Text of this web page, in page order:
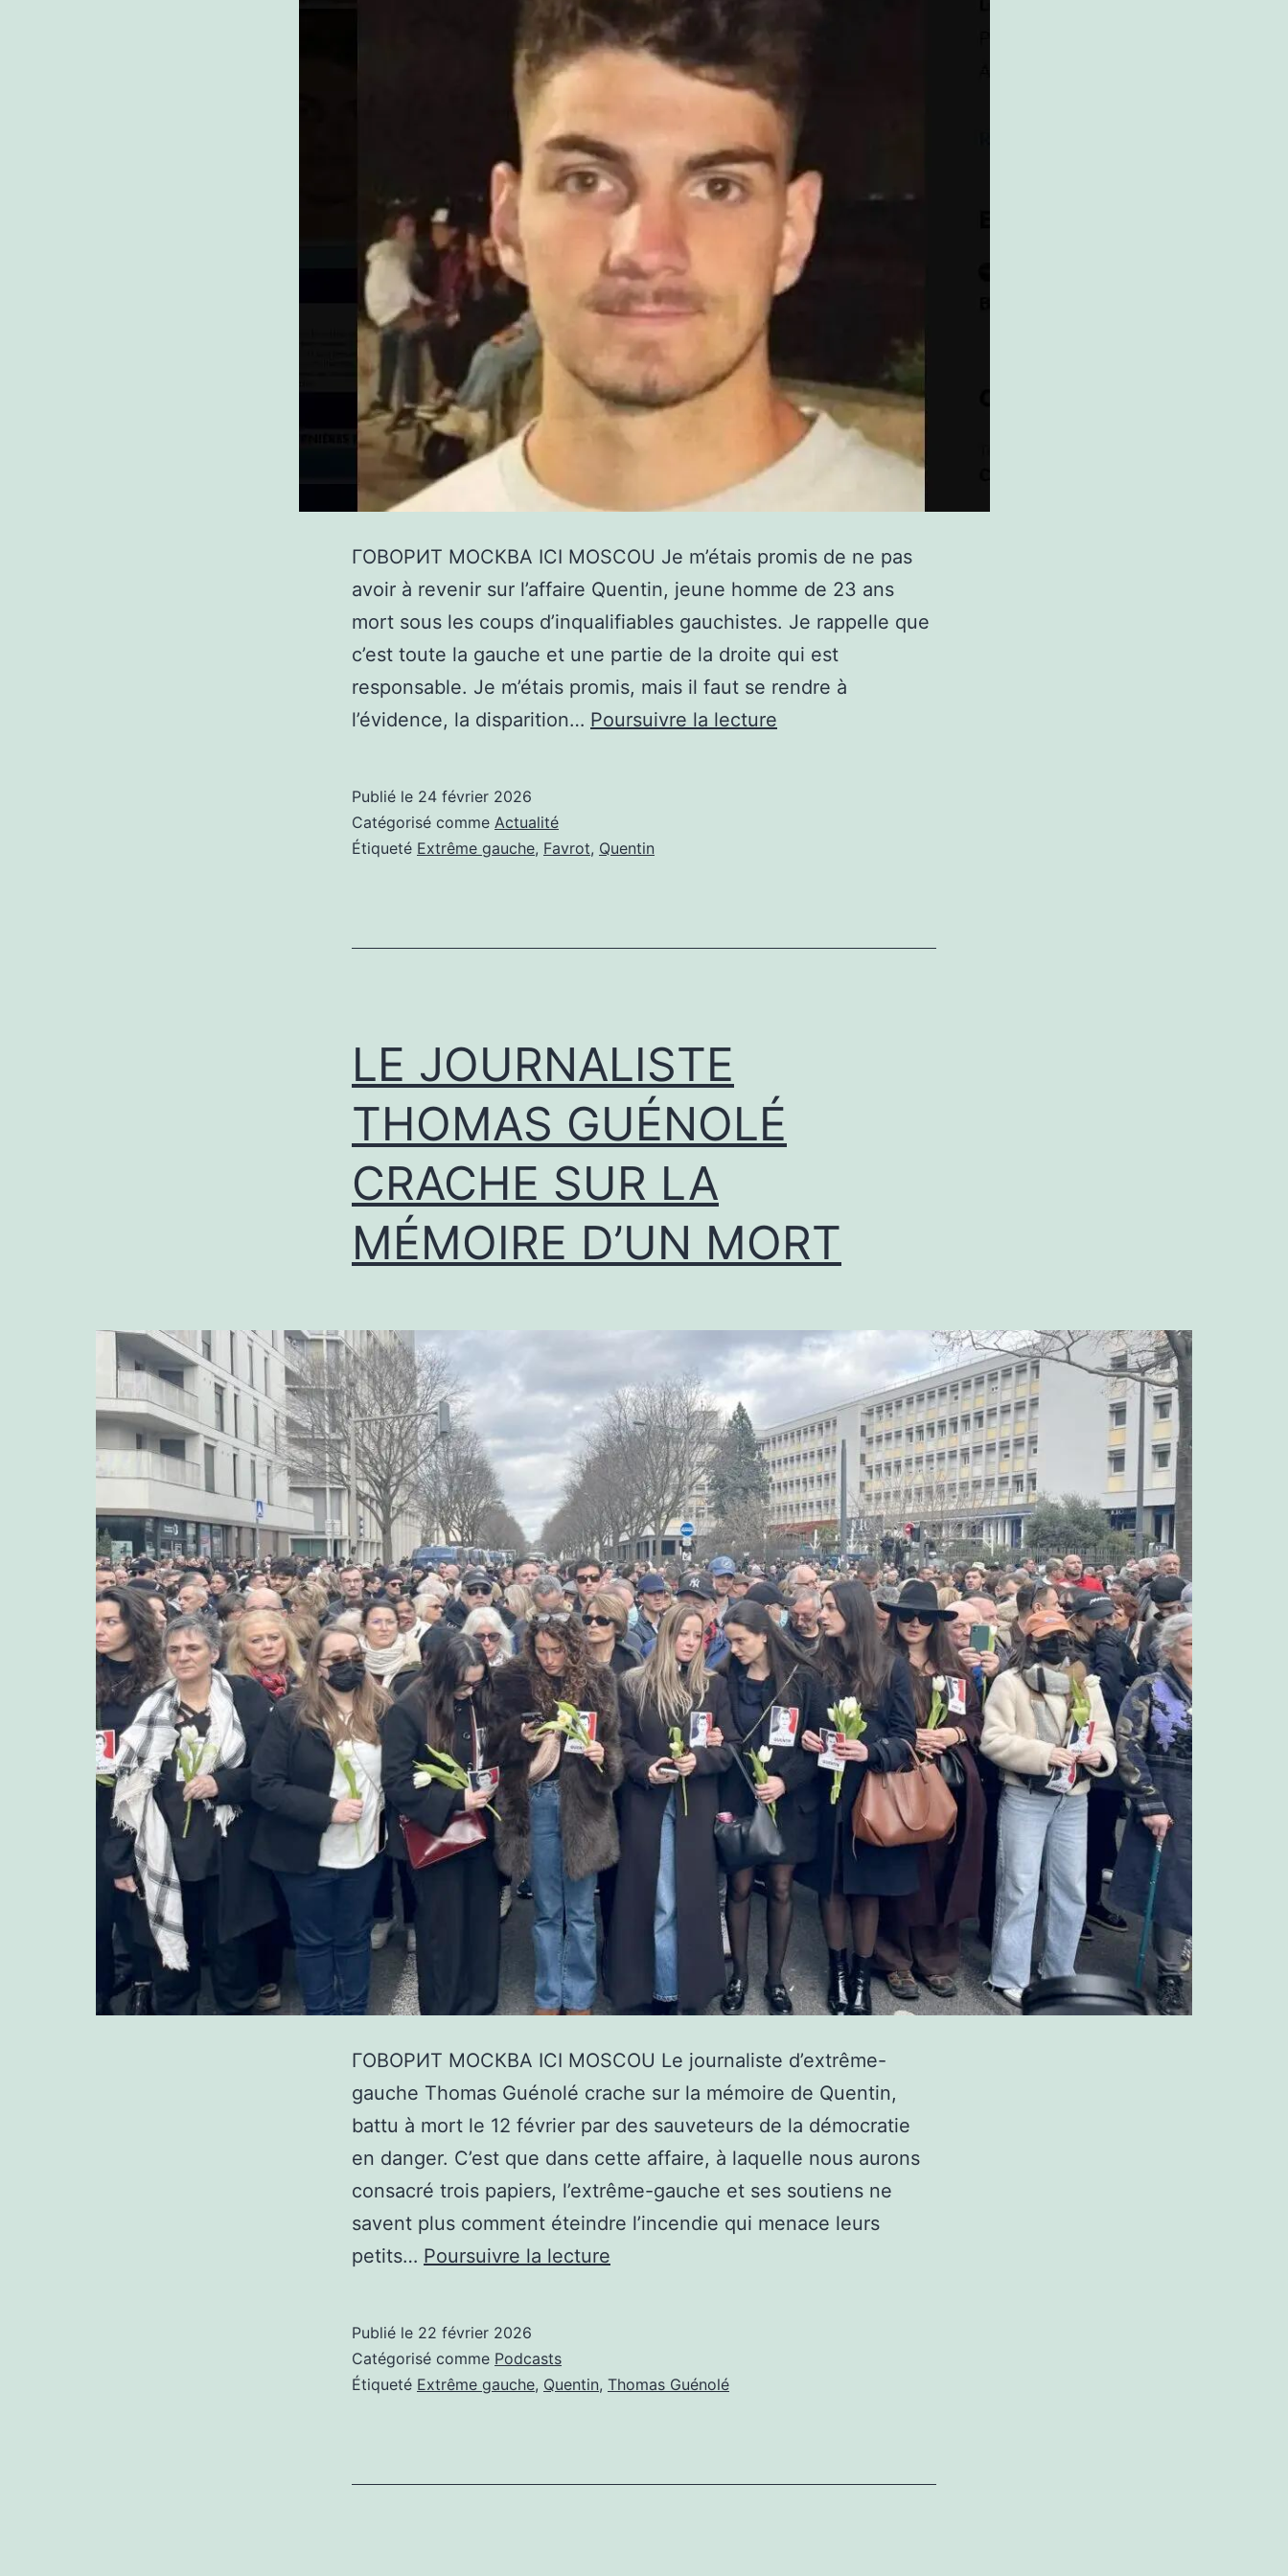
ГОВОРИТ МОСКВА ICI MOSCOU Je m’étais promis de ne pas
avoir à revenir sur l’affaire Quentin, jeune homme de 23 ans
mort sous les coups d’inqualifiables gauchistes. Je rappelle que
c’est toute la gauche et une partie de la droite qui est
responsable. Je m’étais promis, mais il faut se rendre à
l’évidence, la disparition… Poursuivre la lecture
Publié le 24 février 2026
Catégorisé comme Actualité
Étiqueté Extrême gauche, Favrot, Quentin
LE JOURNALISTE
THOMAS GUÉNOLÉ
CRACHE SUR LA
MÉMOIRE D’UN MORT
ГОВОРИТ МОСКВА ICI MOSCOU Le journaliste d’extrême-
gauche Thomas Guénolé crache sur la mémoire de Quentin,
battu à mort le 12 février par des sauveteurs de la démocratie
en danger. C’est que dans cette affaire, à laquelle nous aurons
consacré trois papiers, l’extrême-gauche et ses soutiens ne
savent plus comment éteindre l’incendie qui menace leurs
petits… Poursuivre la lecture
CRACHE
MÉMOIRE
Publié le 22 février 2026
Catégorisé comme Podcasts
Étiqueté Extrême gauche, Quentin, Thomas Guénolé